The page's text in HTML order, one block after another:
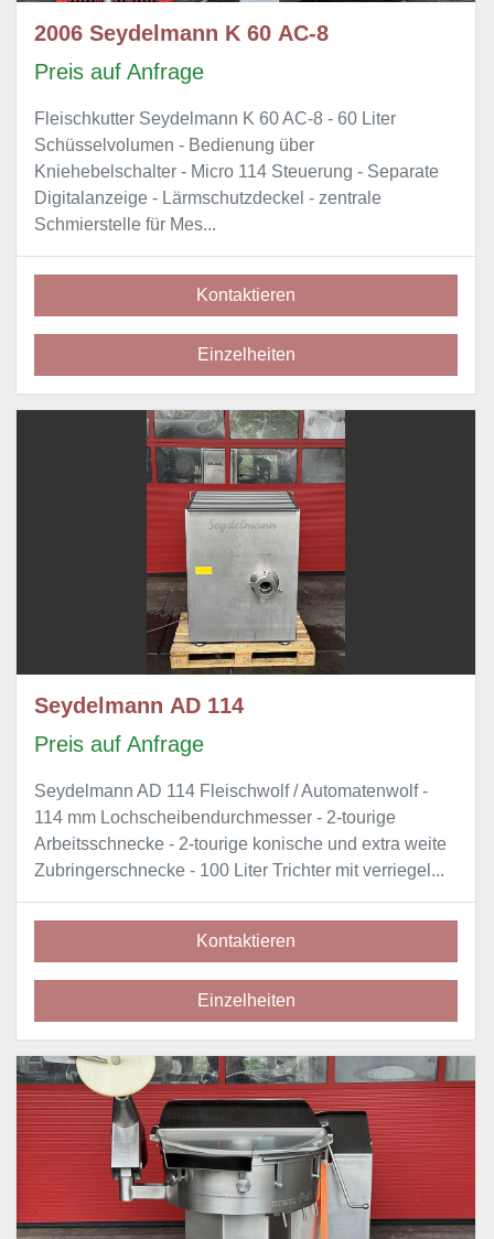
2006 Seydelmann K 60 AC-8
Preis auf Anfrage
Fleischkutter Seydelmann K 60 AC-8 - 60 Liter
Schüsselvolumen - Bedienung über
Kniehebelschalter - Micro 114 Steuerung - Separate
Digitalanzeige - Lärmschutzdeckel - zentrale
Schmierstelle für Mes...
Kontaktieren
Einzelheiten
Seydelmann AD 114
Preis auf Anfrage
Seydelmann AD 114 Fleischwolf / Automatenwolf -
114 mm Lochscheibendurchmesser - 2-tourige
Arbeitsschnecke - 2-tourige konische und extra weite
Zubringerschnecke - 100 Liter Trichter mit verriegel...
Kontaktieren
Einzelheiten